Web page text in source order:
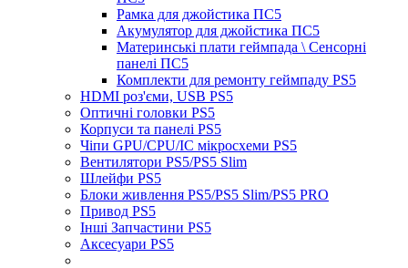
Рамка для джойстика ПС5
Акумулятор для джойстика ПС5
Материнські плати геймпада \ Сенсорні
панелі ПС5
Комплекти для ремонту геймпаду PS5
HDMI роз'єми, USB PS5
Оптичні головки PS5
Корпуси та панелі PS5
Чіпи GPU/CPU/IC мікросхеми PS5
Вентилятори PS5/PS5 Slim
Шлейфи PS5
Блоки живлення PS5/PS5 Slim/PS5 PRO
Привод PS5
Інші Запчастини PS5
Аксесуари PS5